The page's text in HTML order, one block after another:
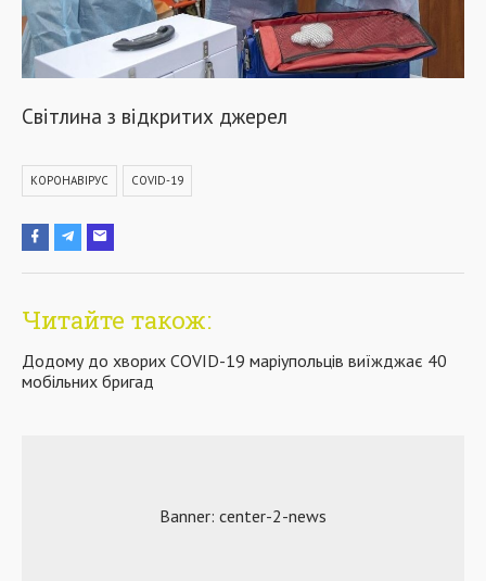
Світлина з відкритих джерел
КОРОНАВІРУС COVID-19
Читайте також:
Додому до хворих COVID-19 маріупольців виїжджає 40
мобільних бригад